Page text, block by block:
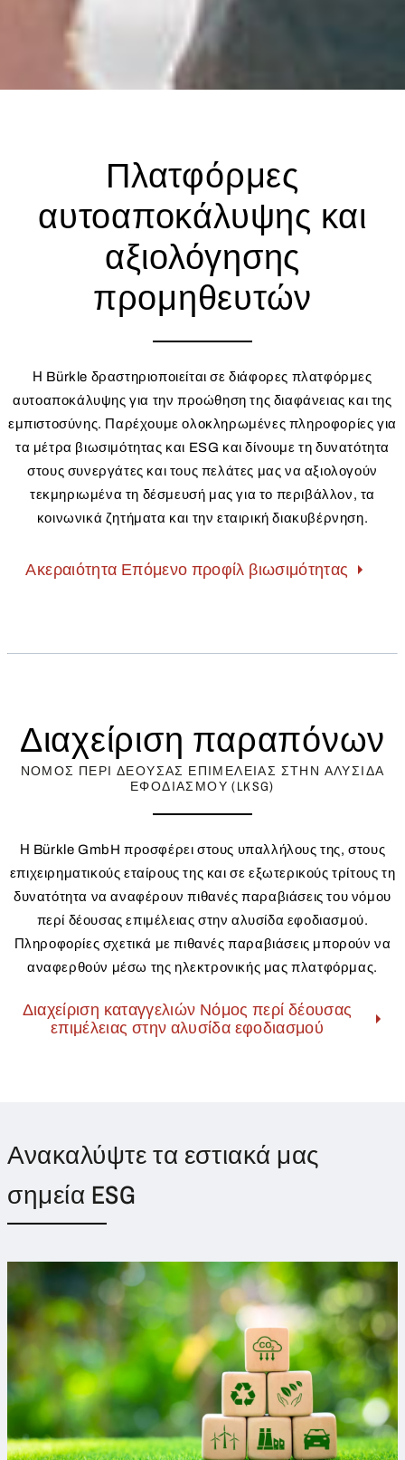
Πλατφόρμες
αυτοαποκάλυψης και
αξιολόγησης
προμηθευτών
Η Bürkle δραστηριοποιείται σε διάφορες πλατφόρμες
αυτοαποκάλυψης για την προώθηση της διαφάνειας και της
εμπιστοσύνης. Παρέχουμε ολοκληρωμένες πληροφορίες για
τα μέτρα βιωσιμότητας και ESG και δίνουμε τη δυνατότητα
στους συνεργάτες και τους πελάτες μας να αξιολογούν
τεκμηριωμένα τη δέσμευσή μας για το περιβάλλον, τα
κοινωνικά ζητήματα και την εταιρική διακυβέρνηση.
Ακεραιότητα Επόμενο προφίλ βιωσιμότητας
Διαχείριση παραπόνων
ΝΌΜΟΣ ΠΕΡΊ ΔΈΟΥΣΑΣ ΕΠΙΜΈΛΕΙΑΣ ΣΤΗΝ ΑΛΥΣΊΔΑ
ΕΦΟΔΙΑΣΜΟΎ (LKSG)
Η Bürkle GmbH προσφέρει στους υπαλλήλους της, στους
επιχειρηματικούς εταίρους της και σε εξωτερικούς τρίτους τη
δυνατότητα να αναφέρουν πιθανές παραβιάσεις του νόμου
περί δέουσας επιμέλειας στην αλυσίδα εφοδιασμού.
Πληροφορίες σχετικά με πιθανές παραβιάσεις μπορούν να
αναφερθούν μέσω της ηλεκτρονικής μας πλατφόρμας.
Διαχείριση καταγγελιών Νόμος περί δέουσας
επιμέλειας στην αλυσίδα εφοδιασμού
Ανακαλύψτε τα εστιακά μας
σημεία ESG